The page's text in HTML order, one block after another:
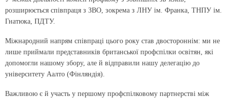
розширюється співпраця з ЗВО, зокрема з ЛНУ ім. Франка, ТНПУ ім.
Гнатюка, ПДТУ.
Міжнародний напрям співпраці цього року став двостороннім: ми не
лише приймали представників британської профспілки освітян, які
допомогли нашому збору, але й відправили нашу делегацію до
університету Аалто (Фінляндія).
Важливою є й участь у першому профспілковому партнерстві між